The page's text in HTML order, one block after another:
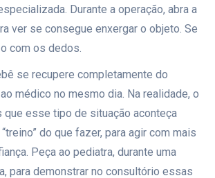
Durante a operação, abra a
ver se consegue enxergar o objeto. Se
com os dedos.
se recupere completamente do
médico no mesmo dia. Na realidade, o
que esse tipo de situação aconteça
do que fazer, para agir com mais
Peça ao pediatra, durante uma
para demonstrar no consultório essas